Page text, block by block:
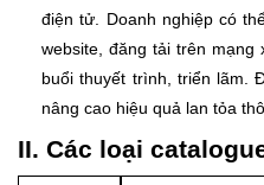
điện tử. Doanh nghiệp có
website, đăng tải trên
buổi thuyết trình, triển lãm.
nâng cao hiệu quả lan tỏa
II. Các loại